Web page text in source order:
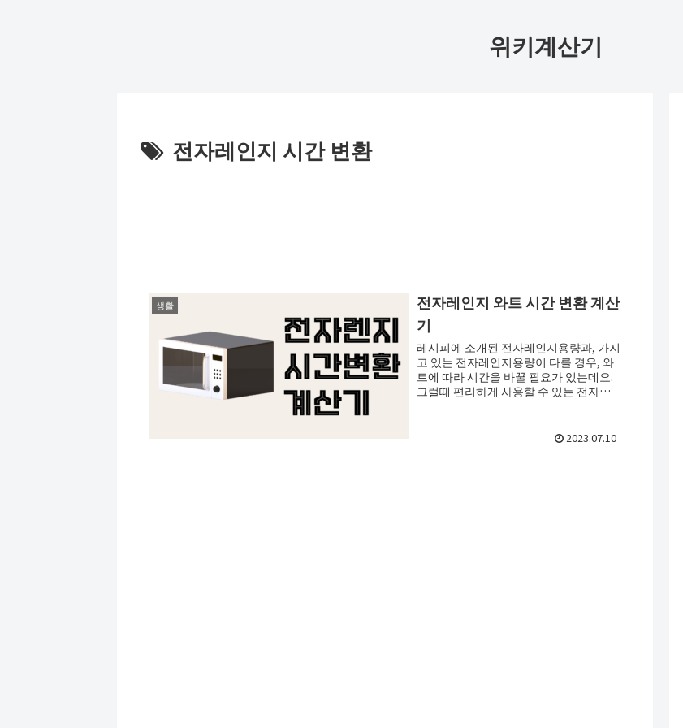
위키계산기
전자레인지 시간 변환
생활
전자레인지 와트 시간 변환 계산
기
레시피에 소개된 전자레인지용량과, 가지
고 있는 전자레인지용량이 다를 경우, 와
트에 따라 시간을 바꿀 필요가 있는데요.
그럴때 편리하게 사용할 수 있는 전자레
2023.07.10